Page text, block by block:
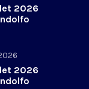
2026
2026